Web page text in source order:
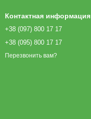
Контактная информация
+38 (097) 800 17 17
+38 (095) 800 17 17
Перезвонить вам?